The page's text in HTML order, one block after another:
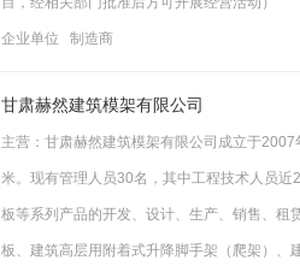
企业单位 制造商
甘肃赫然建筑模架有限公司
主营：甘肃赫然建筑模架有限公司成立于
米。现有管理人员30名，其中工程技术人员
板等系列产品的开发、设计、生产、销售、租
板、建筑高层用附着式升降脚手架（爬架）、